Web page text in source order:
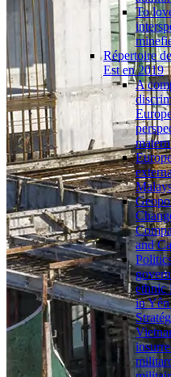
To
Répertoire
Est en 2019
A
and
ethnic
in